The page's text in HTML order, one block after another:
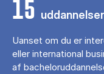
15 uddannelser
Uanset om du er
eller international
af